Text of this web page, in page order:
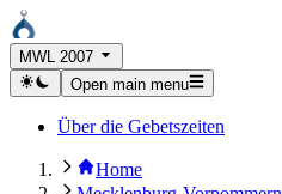
MWL 2007
Open main menu
Über die Gebetszeiten
Home